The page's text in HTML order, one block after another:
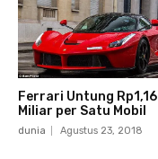
Ferrari Untung Rp1,16
Miliar per Satu Mobil
dunia Agustus 23, 2018